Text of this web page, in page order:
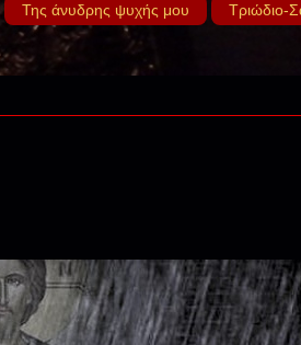
28 Ιουν 2026
12 Ιουν 2026
Της άνυδρης ψυχής μου Τριώδιο-